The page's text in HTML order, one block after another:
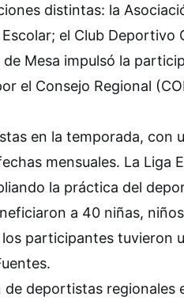
distintas: la
el Club Deportivo
Mesa impulsó la
el Consejo Regional
en la temporada, con
mensuales. La Liga
la práctica del
a 40 niñas,
participantes tuvieron
deportistas regionales